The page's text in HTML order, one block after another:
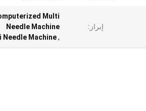
إبراز:
Multi
Needle Machine
,
Machine